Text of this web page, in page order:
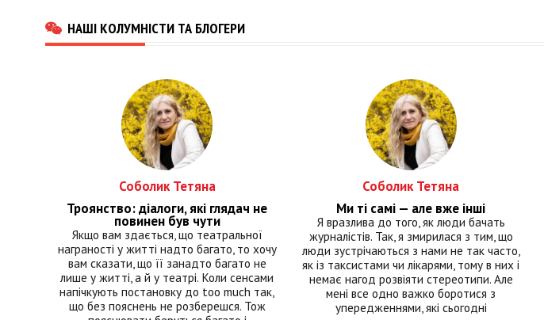
НАШІ КОЛУМНІСТИ ТА БЛОГЕРИ
Соболик Тетяна
Троянство: діалоги, які глядач не
повинен був чути
Якщо вам здається, що театральної
награності у житті надто багато, то хочу
вам сказати, що її занадто багато не
лише у житті, а й у театрі. Коли сенсами
напічкують постановку до too much так,
що без пояснень не розберешся. Тож
Соболик Тетяна
Ми ті самі — але вже інші
Я вразлива до того, як люди бачать
журналістів. Так, я змирилася з тим, що
люди зустрічаються з нами не так часто,
як із таксистами чи лікарями, тому в них і
немає нагод розвіяти стереотипи. Але
мені все одно важко боротися з
упередженнями, які сьогодні